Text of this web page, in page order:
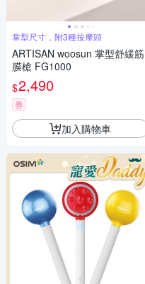
掌型尺寸，附3種按摩頭
ARTISAN woosun 掌型舒緩筋
膜槍 FG1000
$2,490
券
加入購物車